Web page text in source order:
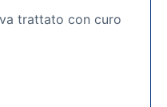
trattato con curo